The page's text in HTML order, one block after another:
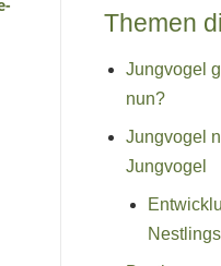
Themen
Jungvogel
nun?
Jungvogel
Jungvogel
Nestlings